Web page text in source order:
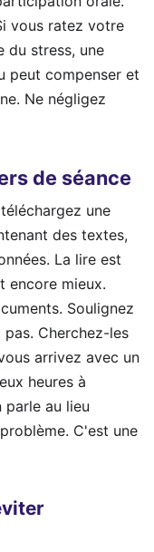
vous ratez votre
du stress, une
peut compenser et
Ne négligez
de séance
une
des textes,
La lire est
encore mieux.
Soulignez
Cherchez-les
arrivez avec un
heures à
au lieu
C'est une